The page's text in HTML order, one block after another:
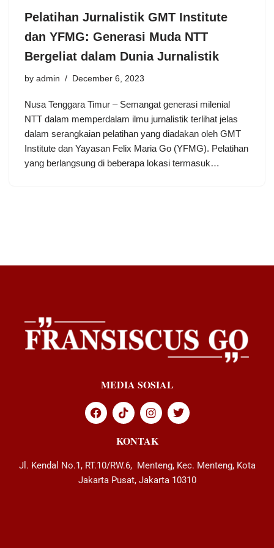
Pelatihan Jurnalistik GMT Institute
dan YFMG: Generasi Muda NTT
Bergeliat dalam Dunia Jurnalistik
by admin December 6, 2023
Nusa Tenggara Timur – Semangat generasi milenial
NTT dalam memperdalam ilmu jurnalistik terlihat jelas
dalam serangkaian pelatihan yang diadakan oleh GMT
Institute dan Yayasan Felix Maria Go (YFMG). Pelatihan
yang berlangsung di beberapa lokasi termasuk…
MEDIA SOSIAL
KONTAK
Jl. Kendal No.1, RT.10/RW.6, Menteng, Kec. Menteng, Kota
Jakarta Pusat, Jakarta 10310